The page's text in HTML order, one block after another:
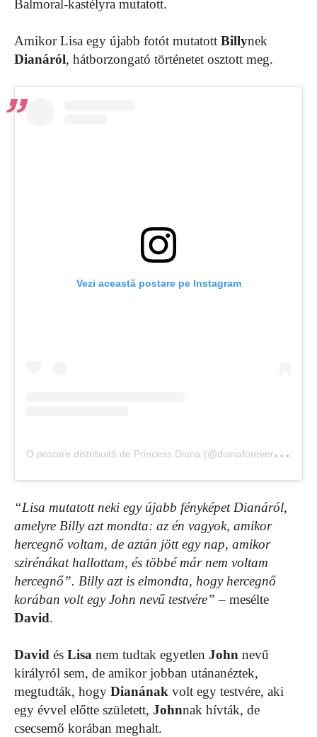
Balmoral-kastélyra mutatott.
Amikor Lisa egy újabb fotót mutatott Billynek
Dianáról, hátborzongató történetet osztott meg.
Vezi această postare pe Instagram
O
postare distribuită de Princess Diana (@dianaforeverremembered)
“Lisa mutatott neki egy újabb fényképet Dianáról,
amelyre Billy azt mondta: az én vagyok, amikor
hercegnő voltam, de aztán jött egy nap, amikor
szirénákat hallottam, és többé már nem voltam
hercegnő”. Billy azt is elmondta, hogy hercegnő
korában volt egy John nevű testvére” – mesélte
David.
David és Lisa nem tudtak egyetlen John nevű
királyról sem, de amikor jobban utánanéztek,
megtudták, hogy Dianának volt egy testvére, aki
egy évvel előtte született, Johnnak hívták, de
csecsemő korában meghalt.